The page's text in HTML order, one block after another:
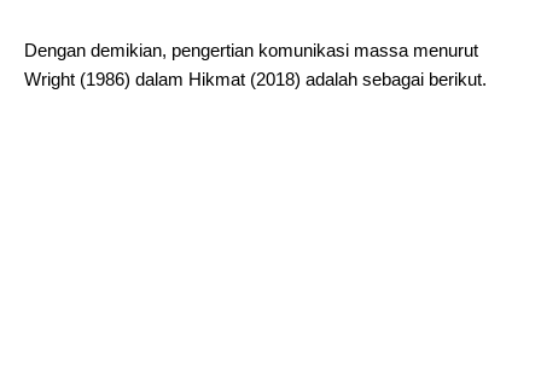
Dengan demikian, pengertian komunikasi massa menurut
Wright (1986) dalam Hikmat (2018) adalah sebagai berikut.